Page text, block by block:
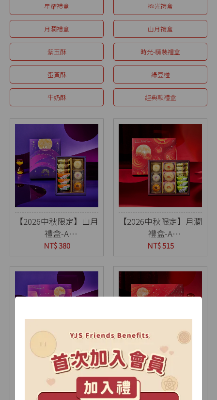
星耀禮盒 極光禮盒
月瀾禮盒 山月禮盒
紫玉酥 時光-精裝禮盒
蛋黃酥 綠豆椪
牛奶酥 經典款禮盒
【2026中秋限定】山月
禮盒-A
9入(盒)
NT$ 380
【2026中秋限定】月瀾
禮盒-A
12入(盒)
NT$ 515
【2026中秋限定】極光
禮盒-A
15入(盒)
NT$ 735
【2026中秋限定】星耀
禮盒-A
18入(盒)
NT$ 905